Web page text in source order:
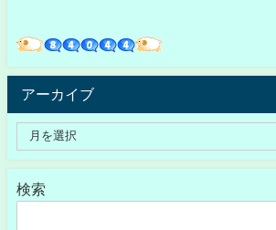
アーカイブ
検索